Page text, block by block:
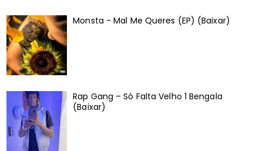
Monsta - Mal Me Queres (EP) (Baixar)
Rap Gang – Só Falta Velho 1 Bengala
(Baixar)